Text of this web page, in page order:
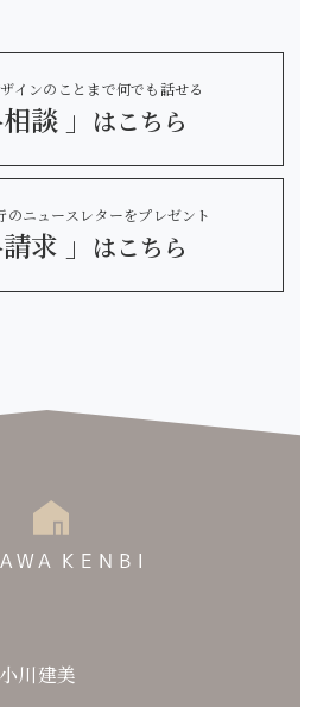
インのことまで何でも話せる
談 」 はこちら
のニュースレターをプレゼント
求 」 はこちら
川建美